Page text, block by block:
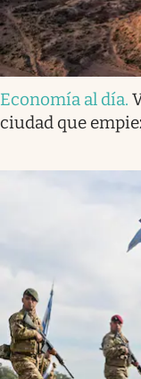
Economía al día.
ciudad que